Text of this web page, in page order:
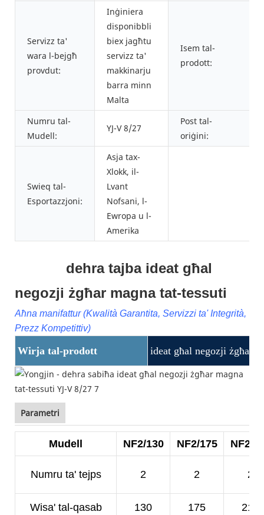
Servizz ta'
wara l-bejgħ
provdut:
Inġiniera
disponibbli
biex jagħtu
servizz ta'
makkinarju
barra minn
Malta
Isem tal-
prodott:
Numru tal-
Mudell:
YJ-V 8/27
Post tal-
oriġini:
Swieq tal-
Esportazzjoni:
Asja tax-
Xlokk, il-
Lvant
Nofsani, l-
Ewropa u l-
Amerika
dehra tajba ideat għal
negozji żgħar magna tat-tessuti
Aħna manifattur (Kwalità Garantita, Servizzi ta' Integrità,
Prezz Kompetittiv)
Wirja tal-prodott ideat għal negozji żgħar
Parametri
Mudell NF2/130 NF2/175 NF2/
Numru ta' tejps 2 2 2
Wisa' tal-qasab 130 175 210